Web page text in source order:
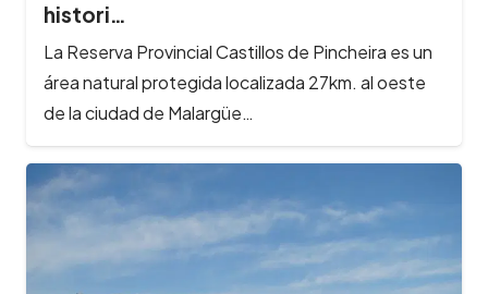
histori…
La Reserva Provincial Castillos de Pincheira es un
área natural protegida localizada 27km. al oeste
de la ciudad de Malargüe…